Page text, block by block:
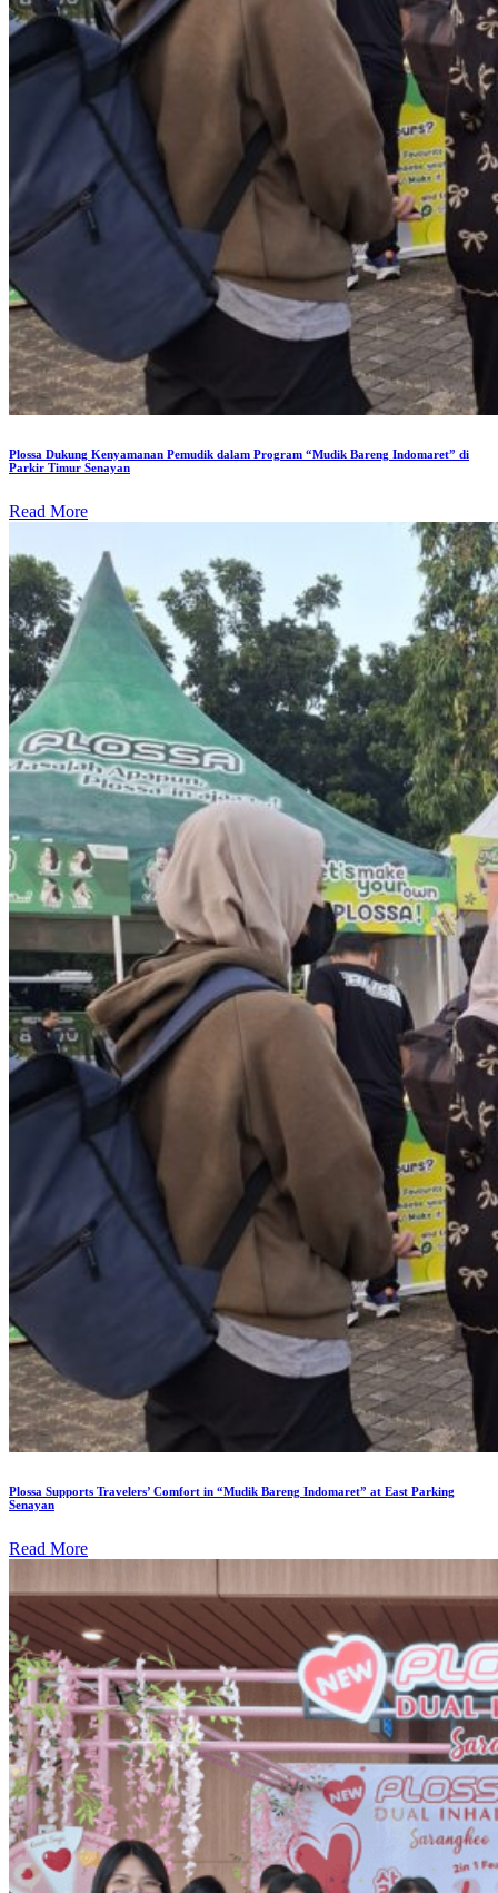
Plossa Dukung Kenyamanan Pemudik dalam Program “Mudik Bareng Indomaret” di
Parkir Timur Senayan
Read More
Plossa Supports Travelers’ Comfort in “Mudik Bareng Indomaret” at East Parking
Senayan
Read More